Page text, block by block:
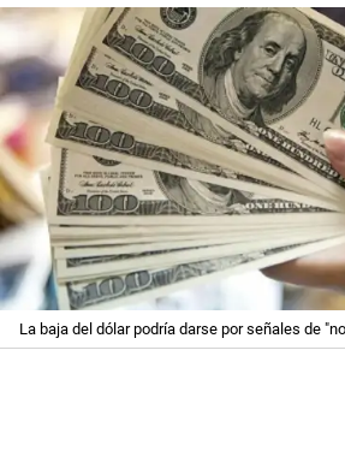
La baja del dólar podría darse por señales de